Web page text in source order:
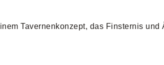
Tavernenkonzept, das Finsternis und